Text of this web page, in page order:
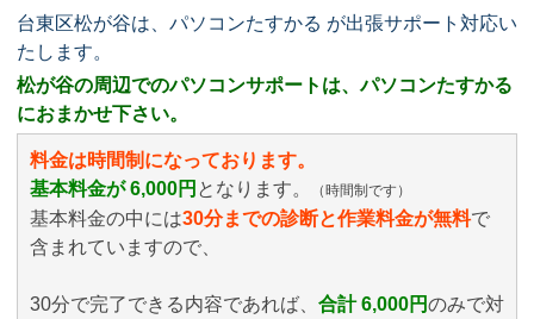
台東区松が谷は、パソコンたすかる が出張サポート対応い
たします。
松が谷の周辺でのパソコンサポートは、パソコンたすかる
におまかせ下さい。
料金は時間制になっております。
基本料金が 6,000円 となります。 （時間制です）
基本料金の中には30分までの診断と作業料金が無料で
含まれていますので、
30分で完了できる内容であれば、 合計 6,000円のみで対